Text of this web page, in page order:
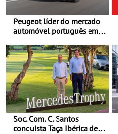
Peugeot líder do mercado
automóvel português em
semestre
Soc. Com. C. Santos
conquista Taça Ibérica de